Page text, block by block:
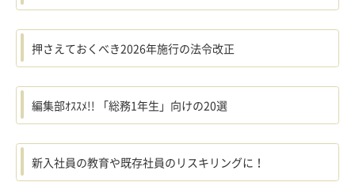
押さえておくべき2026年施行の法令改正
編集部ｵｽｽﾒ!! 「総務1年生」向けの20選
新入社員の教育や既存社員のリスキリングに！